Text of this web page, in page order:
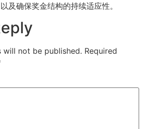
及确保奖金结构的持续适应性。
will not be published. Required